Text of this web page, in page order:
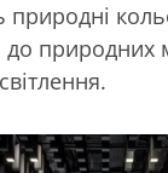
до природних